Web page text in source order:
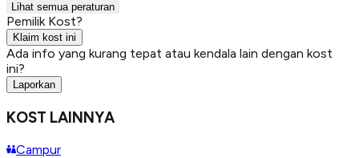
Lihat semua peraturan
Pemilik Kost?
Klaim kost ini
Ada info yang kurang tepat atau kendala lain dengan kost
ini?
Laporkan
KOST LAINNYA
Campur